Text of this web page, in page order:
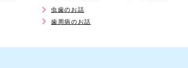
虫歯のお話
歯周病のお話